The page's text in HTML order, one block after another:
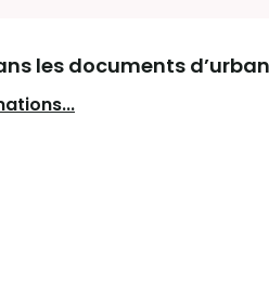
les documents